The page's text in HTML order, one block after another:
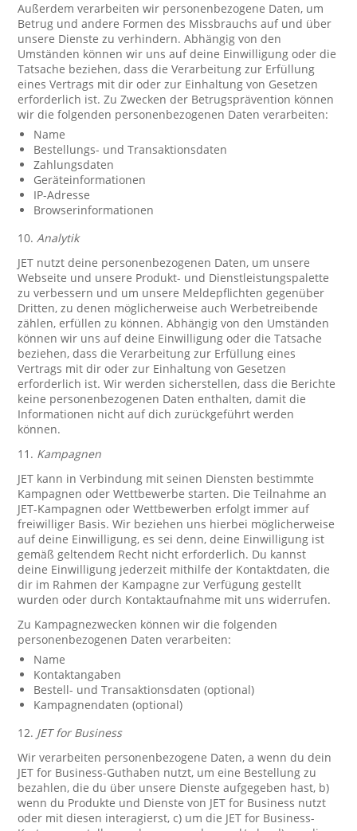
Außerdem verarbeiten wir personenbezogene Daten, um
Betrug und andere Formen des Missbrauchs auf und über
unsere Dienste zu verhindern. Abhängig von den
Umständen können wir uns auf deine Einwilligung oder die
Tatsache beziehen, dass die Verarbeitung zur Erfüllung
eines Vertrags mit dir oder zur Einhaltung von Gesetzen
erforderlich ist. Zu Zwecken der Betrugsprävention können
wir die folgenden personenbezogenen Daten verarbeiten:
Name
Bestellungs- und Transaktionsdaten
Zahlungsdaten
Geräteinformationen
IP-Adresse
Browserinformationen
10.Analytik
JET nutzt deine personenbezogenen Daten, um unsere
Webseite und unsere Produkt- und Dienstleistungspalette
zu verbessern und um unsere Meldepflichten gegenüber
Dritten, zu denen möglicherweise auch Werbetreibende
zählen, erfüllen zu können. Abhängig von den Umständen
können wir uns auf deine Einwilligung oder die Tatsache
beziehen, dass die Verarbeitung zur Erfüllung eines
Vertrags mit dir oder zur Einhaltung von Gesetzen
erforderlich ist. Wir werden sicherstellen, dass die Berichte
keine personenbezogenen Daten enthalten, damit die
Informationen nicht auf dich zurückgeführt werden
können.
11. Kampagnen
JET kann in Verbindung mit seinen Diensten bestimmte
Kampagnen oder Wettbewerbe starten. Die Teilnahme an
JET-Kampagnen oder Wettbewerben erfolgt immer auf
freiwilliger Basis. Wir beziehen uns hierbei möglicherweise
auf deine Einwilligung, es sei denn, deine Einwilligung ist
gemäß geltendem Recht nicht erforderlich. Du kannst
deine Einwilligung jederzeit mithilfe der Kontaktdaten, die
dir im Rahmen der Kampagne zur Verfügung gestellt
wurden oder durch Kontaktaufnahme mit uns widerrufen.
Zu Kampagnezwecken können wir die folgenden
personenbezogenen Daten verarbeiten:
Name
Kontaktangaben
Bestell- und Transaktionsdaten (optional)
Kampagnendaten (optional)
12. JET for Business
Wir verarbeiten personenbezogene Daten, a wenn du dein
JET for Business-Guthaben nutzt, um eine Bestellung zu
bezahlen, die du über unsere Dienste aufgegeben hast, b)
wenn du Produkte und Dienste von JET for Business nutzt
oder mit diesen interagierst, c) um die JET for Business-